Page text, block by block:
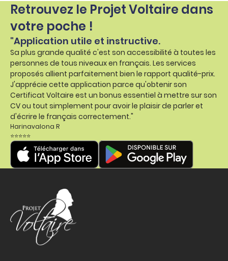
Retrouvez le Projet Voltaire dans
votre poche !
"Application utile et instructive.
Sa plus grande qualité c'est son accessibilité à toutes les
personnes de tous niveaux en français. Les services
proposés allient parfaitement bien le rapport qualité-prix.
J'apprécie cette application parce qu'obtenir son
Certificat Voltaire est un bonus essentiel à mettre sur son
CV ou tout simplement pour avoir le plaisir de parler et
d'écrire le français correctement."
Harinavalona R
⭐⭐⭐⭐⭐